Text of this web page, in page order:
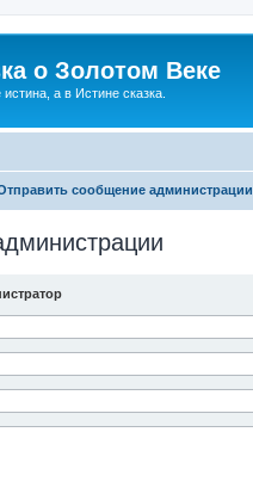
о Золотом Веке
а в Истине сказка.
сообщение администрации